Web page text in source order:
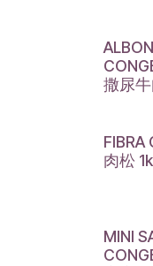
撒尿
FIBRA
肉松
MINI